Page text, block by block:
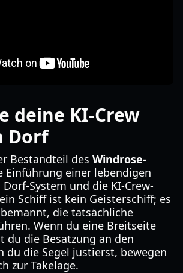
deine KI-Crew
Dorf
Bestandteil des Windrose-
Einführung einer lebendigen
System und die KI-Crew-
Schiff ist kein Geisterschiff; es
die tatsächliche
Wenn du eine Breitseite
du die Besatzung an den
du die Segel justierst, bewegen
zur Takelage.